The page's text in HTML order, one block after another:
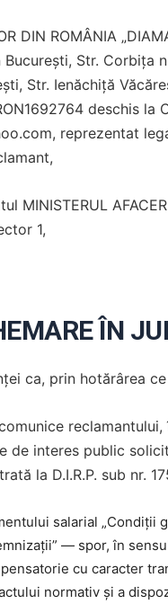
DIN ROMÂNIA
Str. Corbița
Str. Ienăchiță
deschis la
reprezentat
MINISTERUL
1,
ÎN
ca, prin hotărârea
de interes public
la D.I.R.P. sub nr.
salarial „Condiții
— spor, în
cu caracter
normativ și a